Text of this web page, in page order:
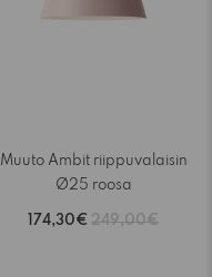
Muuto Ambit riippuvalaisin
Ø25 roosa
174,30€ 249,00€